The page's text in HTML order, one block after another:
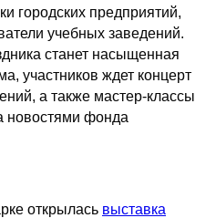
городских предприятий,
учебных заведений.
станет насыщенная
участников ждет концерт
а также мастер-классы
новостями фонда
открылась выставка